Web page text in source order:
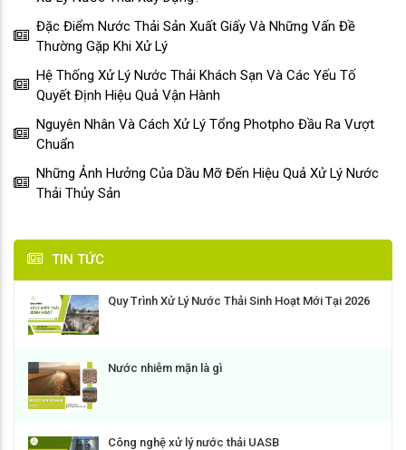
Đặc Điểm Nước Thải Sản Xuất Giấy Và Những Vấn Đề
Thường Gặp Khi Xử Lý
Hệ Thống Xử Lý Nước Thải Khách Sạn Và Các Yếu Tố
Quyết Định Hiệu Quả Vận Hành
Nguyên Nhân Và Cách Xử Lý Tổng Photpho Đầu Ra Vượt
Chuẩn
Những Ảnh Hưởng Của Dầu Mỡ Đến Hiệu Quả Xử Lý Nước
Thải Thủy Sản
TIN TỨC
Quy Trình Xử Lý Nước Thải Sinh Hoạt Mới Tại 2026
Nước nhiễm mặn là gì
Công nghệ xử lý nước thải UASB